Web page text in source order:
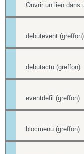
debutevent (greffon)
debutactu (greffon)
eventdefil (greffon)
blocmenu (greffon)